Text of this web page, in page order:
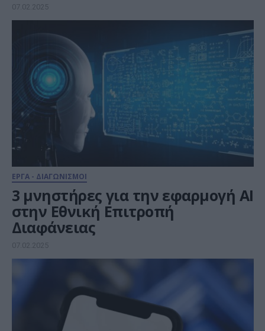
07.02.2025
ΕΡΓΑ - ΔΙΑΓΩΝΙΣΜΟΙ
3 μνηστήρες για την εφαρμογή ΑΙ
στην Εθνική Επιτροπή
Διαφάνειας
07.02.2025